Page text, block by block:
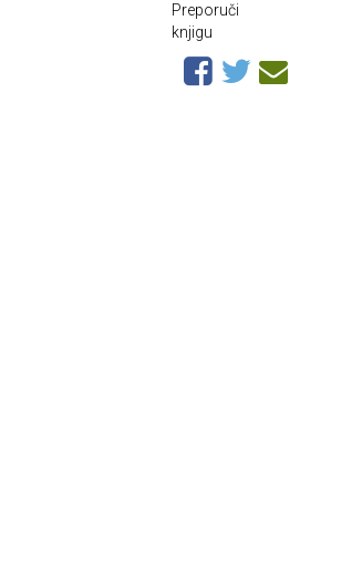
Preporuči
knjigu